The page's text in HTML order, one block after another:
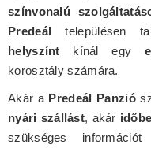
színvonalú
Predeál településen
helyszínt kínál egy
korosztály számára.
Akár a Predeál Panzió
nyári szállást, akár
szükséges